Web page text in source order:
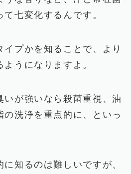
七変化するんです。
イプかを知ることで、より
うになりますよ。
いが強いなら殺菌重視、油
の洗浄を重点的に、といっ
知るのは難しいですが、